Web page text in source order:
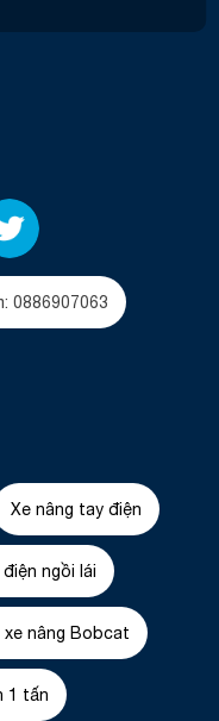
0886907063
Xe nâng tay điện
ngồi lái
xe nâng Bobcat
1 tấn